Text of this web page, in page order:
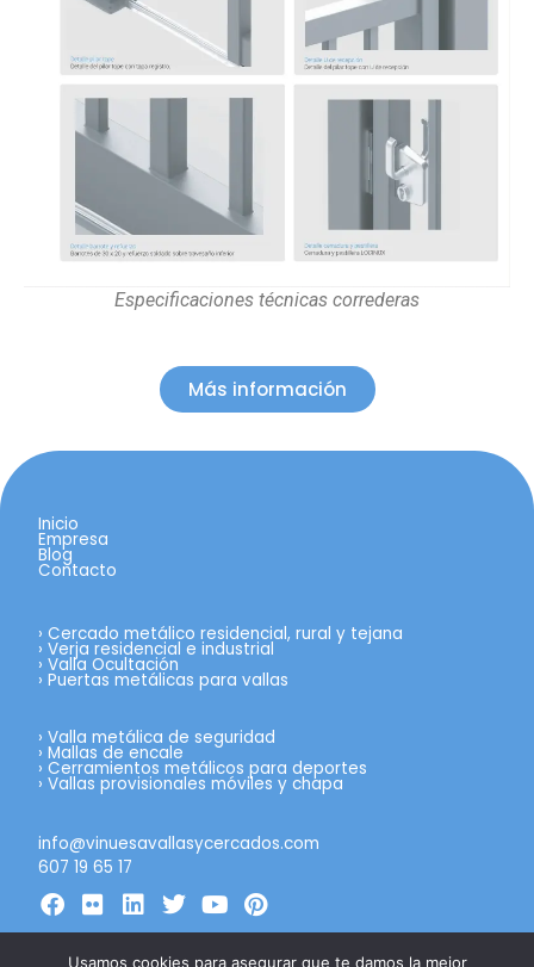
Especificaciones técnicas correderas
Más información
Inicio
Empresa
Blog
Contacto
›Cercado metálico residencial, rural y tejana
›Verja residencial e industrial
›Valla Ocultación
›Puertas metálicas para vallas
›Valla metálica de seguridad
›Mallas de encale
›Cerramientos metálicos para deportes
›Vallas provisionales móviles y chapa
info@vinuesavallasycercados.com
607 19 65 17
Usamos cookies para asegurar que te damos la mejor